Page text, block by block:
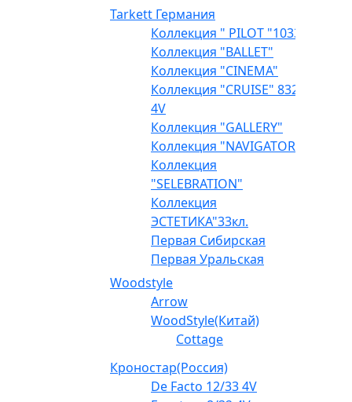
Tarkett Германия
Коллекция " PILOT "1033
Коллекция "BALLET"
Коллекция "CINEMA"
Коллекция "CRUISE" 832
4V
Коллекция "GALLERY"
Коллекция "NAVIGATOR"
Коллекция
"SELEBRATION"
Коллекция
ЭСТЕТИКА"33кл.
Первая Сибирская
Первая Уральская
Woodstyle
Arrow
WoodStyle(Китай)
Cottage
Кроностар(Россия)
De Facto 12/33 4V